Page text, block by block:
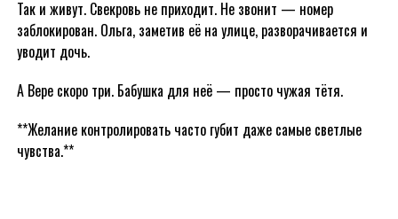
Так и живут. Свекровь не приходит. Не звонит — номер
заблокирован. Ольга, заметив её на улице, разворачивается и
уводит дочь.
А Вере скоро три. Бабушка для неё — просто чужая тётя.
**Желание контролировать часто губит даже самые светлые
чувства.**